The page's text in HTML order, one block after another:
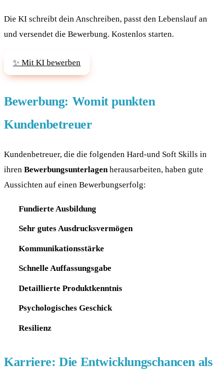
Die KI schreibt dein Anschreiben, passt den Lebenslauf an
und versendet die Bewerbung. Kostenlos starten.
✨ Mit KI bewerben
Bewerbung: Womit punkten
Kundenbetreuer
Kundenbetreuer, die die folgenden Hard-und Soft Skills in
ihren Bewerbungsunterlagenherausarbeiten, haben gute
Aussichten auf einen Bewerbungserfolg:
Fundierte Ausbildung
Sehr gutes Ausdrucksvermögen
Kommunikationsstärke
Schnelle Auffassungsgabe
Detaillierte Produktkenntnis
Psychologisches Geschick
Resilienz
Karriere: Die Entwicklungschancen als